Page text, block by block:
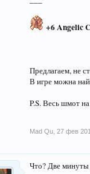
+6 Angelic
Предлагаем, не
В игре можна
P.S. Весь шмот
Mad Qu 27 фев
Что? Две минуты